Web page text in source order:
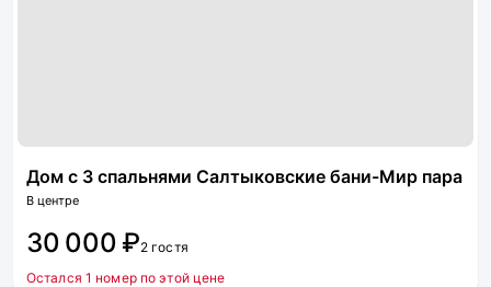
Дом с 3 спальнями Салтыковские бани-Мир пара
В центре
30 000 ₽2 гостя
Остался 1 номер по этой цене